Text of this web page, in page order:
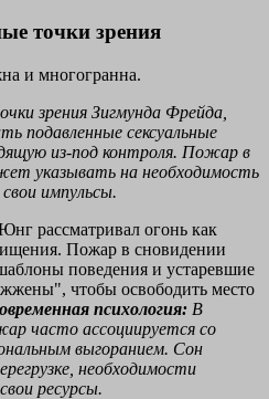
точки зрения
и многогранна.
зрения Зигмунда Фрейда,
подавленные сексуальные
из-под контроля. Пожар в
указывать на необходимость
импульсы.
рассматривал огонь как
Пожар в сновидении
поведения и устаревшие
чтобы освободить место
психология: В
часто ассоциируется со
выгоранием. Сон
необходимости
ресурсы.